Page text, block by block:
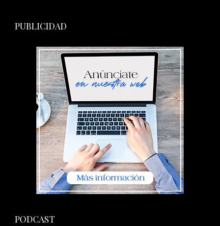
PUBLICIDAD
PODCAST